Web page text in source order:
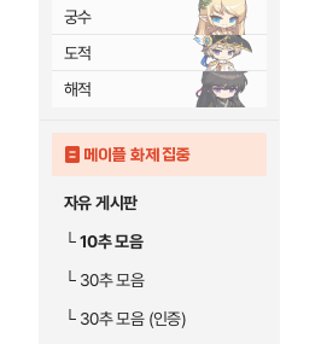
궁수
도적
해적
메이플 화제 집중
자유 게시판
└10추 모음
└30추 모음
└30추 모음 (인증)